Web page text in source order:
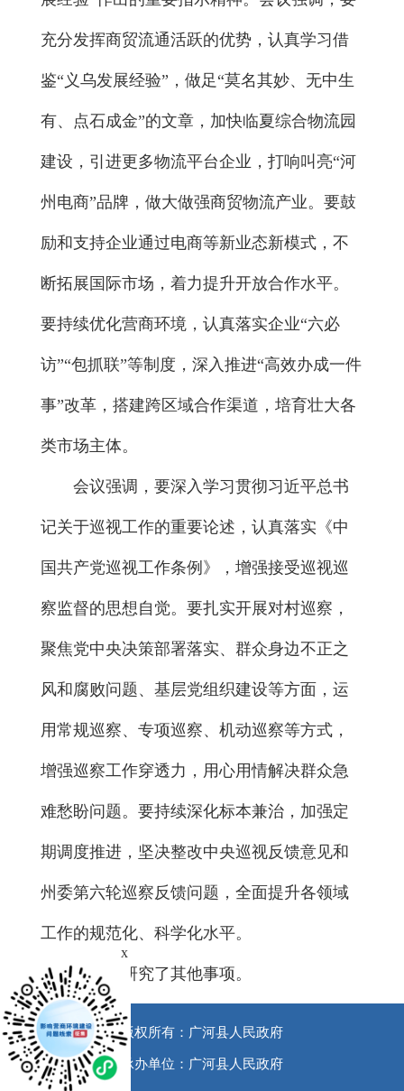
充分发挥商贸流通活跃的优势，认真学习借
鉴“义乌发展经验”，做足“莫名其妙、无中生
有、点石成金”的文章，加快临夏综合物流园
建设，引进更多物流平台企业，打响叫亮“河
州电商”品牌，做大做强商贸物流产业。要鼓
励和支持企业通过电商等新业态新模式，不
断拓展国际市场，着力提升开放合作水平。
要持续优化营商环境，认真落实企业“六必
访”“包抓联”等制度，深入推进“高效办成一件
事”改革，搭建跨区域合作渠道，培育壮大各
类市场主体。
会议强调，要深入学习贯彻习近平总书
记关于巡视工作的重要论述，认真落实《中
国共产党巡视工作条例》，增强接受巡视巡
察监督的思想自觉。要扎实开展对村巡察，
聚焦党中央决策部署落实、群众身边不正之
风和腐败问题、基层党组织建设等方面，运
用常规巡察、专项巡察、机动巡察等方式，
增强巡察工作穿透力，用心用情解决群众急
难愁盼问题。要持续深化标本兼治，加强定
期调度推进，坚决整改中央巡视反馈意见和
州委第六轮巡察反馈问题，全面提升各领域
工作的规范化、科学化水平。
会议还研究了其他事项。
版权所有：广河县人民政府
承办单位：广河县人民政府
x